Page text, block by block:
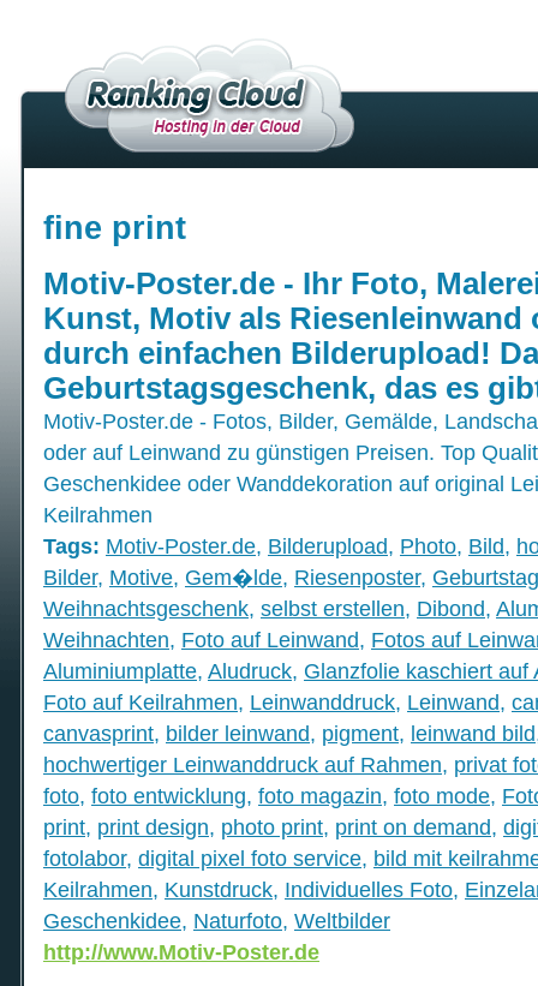
fine print
Motiv-Poster.de - Ihr Foto,
Kunst, Motiv als Riesenleinwand
durch einfachen Bilderupload!
Geburtstagsgeschenk, das es
Motiv-Poster.de - Fotos, Bilder, Gemälde,
oder auf Leinwand zu günstigen Preisen. Top
Geschenkidee oder Wanddekoration auf original
Keilrahmen
Tags: Motiv-Poster.de, Bilderupload, Photo, Bild,
Bilder, Motive, Gem�lde, Riesenposter,
Weihnachtsgeschenk, selbst erstellen, Dibond,
Weihnachten, Foto auf Leinwand, Fotos auf
Aluminiumplatte, Aludruck, Glanzfolie kaschiert auf
Foto auf Keilrahmen, Leinwanddruck, Leinwand,
canvasprint, bilder leinwand, pigment, leinwand bild
hochwertiger Leinwanddruck auf Rahmen, privat
foto, foto entwicklung, foto magazin, foto mode,
print, print design, photo print, print on demand,
fotolabor, digital pixel foto service, bild mit
Keilrahmen, Kunstdruck, Individuelles Foto,
Geschenkidee, Naturfoto, Weltbilder
http://www.Motiv-Poster.de